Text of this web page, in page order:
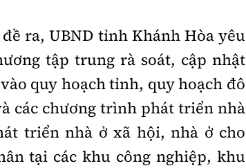
ra, UBND tỉnh Khánh Hòa yêu
tập trung rà soát, cập nhật
quy hoạch tỉnh, quy hoạch đô
các chương trình phát triển nhà
triển nhà ở xã hội, nhà ở cho
tại các khu công nghiệp, khu